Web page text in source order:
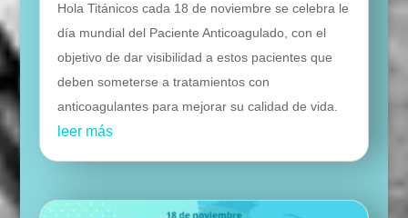
Hola Titánicos cada 18 de noviembre se celebra le
día mundial del Paciente Anticoagulado, con el
objetivo de dar visibilidad a estos pacientes que
deben someterse a tratamientos con
anticoagulantes para mejorar su calidad de vida.
leer más